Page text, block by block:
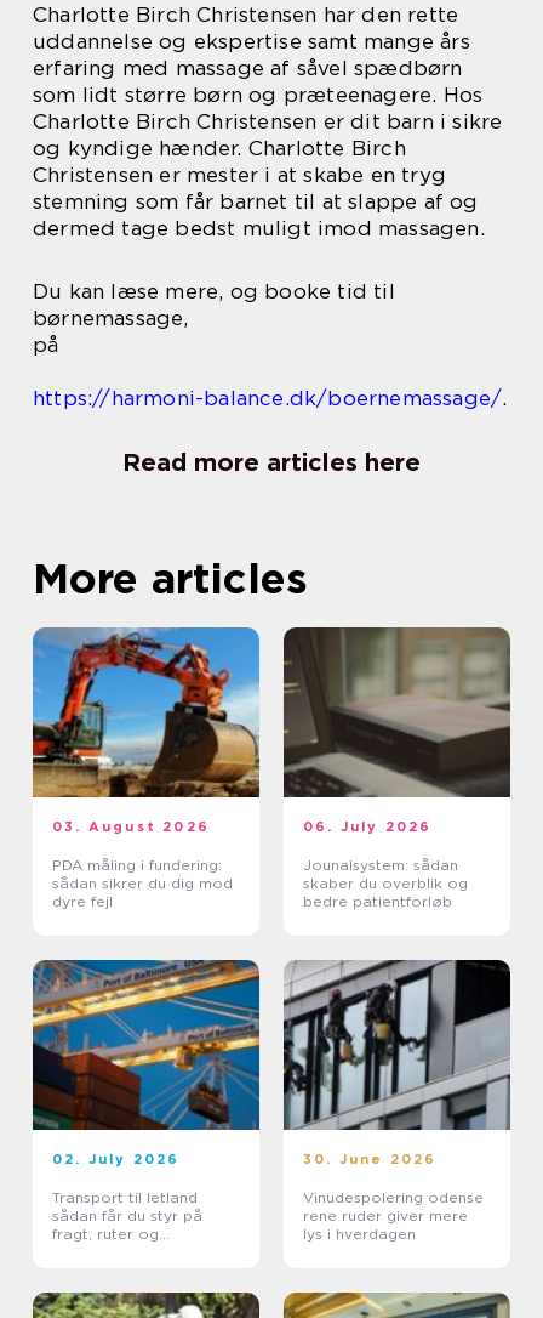
Charlotte Birch Christensen har den rette
uddannelse og ekspertise samt mange års
erfaring med massage af såvel spædbørn
som lidt større børn og præteenagere. Hos
Charlotte Birch Christensen er dit barn i sikre
og kyndige hænder. Charlotte Birch
Christensen er mester i at skabe en tryg
stemning som får barnet til at slappe af og
dermed tage bedst muligt imod massagen.
Du kan læse mere, og booke tid til
børnemassage,
på
https://harmoni-balance.dk/boernemassage/.
Read more articles here
More articles
03. August 2026
PDA måling i fundering:
sådan sikrer du dig mod
dyre fejl
06. July 2026
Jounalsystem: sådan
skaber du overblik og
bedre patientforløb
02. July 2026
Transport til letland
sådan får du styr på
fragt, ruter og
30. June 2026
Vinudespolering odense
rene ruder giver mere
lys i hverdagen